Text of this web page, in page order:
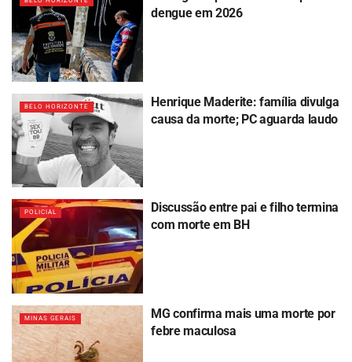
dengue em 2026
BELO HORIZONTE
Henrique Maderite: família divulga
causa da morte; PC aguarda laudo
POLICIAL
Discussão entre pai e filho termina
com morte em BH
MINAS GERAIS
MG confirma mais uma morte por
febre maculosa